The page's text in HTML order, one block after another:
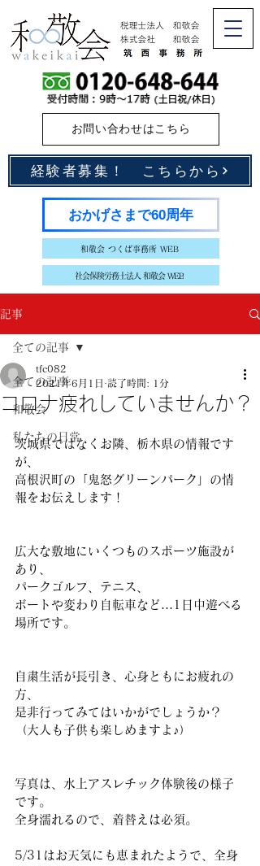
和敬会 つくば事務所 WEB
社会保険労務士法人 和敬会 WEB
お問い合わせはこちら
経験者募集！ こちらから
おかげさまで60周年
記事
全ての記事
和敬会
私たちの日常
全ての記事
コロナ疲れしていませんか？
tfc082
2021年6月1日 読了時間: 1分
茨城県ではなくお隣、栃木県の情報です
が、
高根沢町の「鬼怒グリーンパーク」の情
報をお伝えします！
広大な敷地にいくつものスポーツ施設が
あり、
パークゴルフ、テニス、
ボートや変わり自転車など…1日中遊べる
場所です。
自粛生活が長引き、心身ともにお疲れの
方、
是非行ってみてはいかがでしょうか？
（大人も子供も楽しめますよ♪）
写真は、水上アスレチック体験後の様子
です。
全身濡れるので、着替えは必須。
5/31はお天気にも恵まれたようで、全身